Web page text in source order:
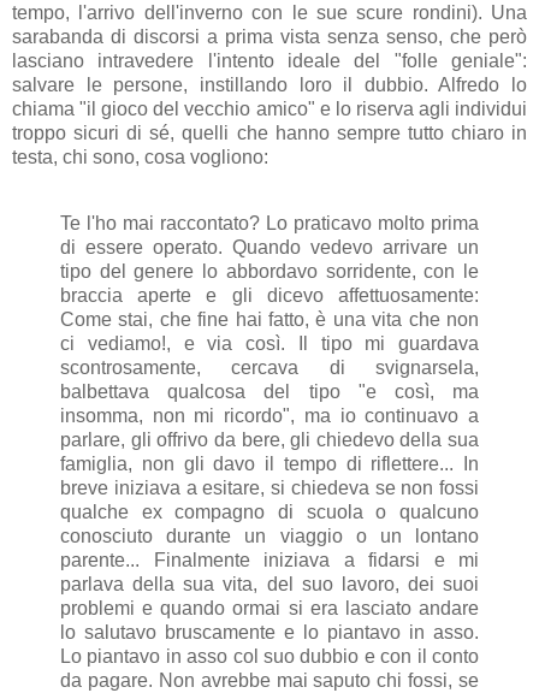
tempo, l'arrivo dell'inverno con le sue scure rondini). Una
sarabanda di discorsi a prima vista senza senso, che però
lasciano intravedere l'intento ideale del "folle geniale":
salvare le persone, instillando loro il dubbio. Alfredo lo
chiama "il gioco del vecchio amico" e lo riserva agli individui
troppo sicuri di sé, quelli che hanno sempre tutto chiaro in
testa, chi sono, cosa vogliono:
Te l'ho mai raccontato? Lo praticavo molto prima
di essere operato. Quando vedevo arrivare un
tipo del genere lo abbordavo sorridente, con le
braccia aperte e gli dicevo affettuosamente:
Come stai, che fine hai fatto, è una vita che non
ci vediamo!, e via così. Il tipo mi guardava
scontrosamente, cercava di svignarsela,
balbettava qualcosa del tipo "e così, ma
insomma, non mi ricordo", ma io continuavo a
parlare, gli offrivo da bere, gli chiedevo della sua
famiglia, non gli davo il tempo di riflettere... In
breve iniziava a esitare, si chiedeva se non fossi
qualche ex compagno di scuola o qualcuno
conosciuto durante un viaggio o un lontano
parente... Finalmente iniziava a fidarsi e mi
parlava della sua vita, del suo lavoro, dei suoi
problemi e quando ormai si era lasciato andare
lo salutavo bruscamente e lo piantavo in asso.
Lo piantavo in asso col suo dubbio e con il conto
da pagare. Non avrebbe mai saputo chi fossi, se